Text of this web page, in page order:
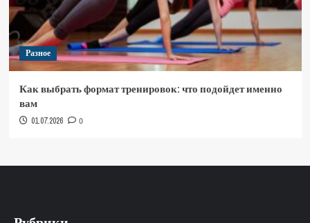
Разное
Как выбрать формат тренировок: что подойдет именно
вам
01.07.2026 0